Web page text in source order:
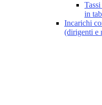
in
Incarichi
(dirigenti e